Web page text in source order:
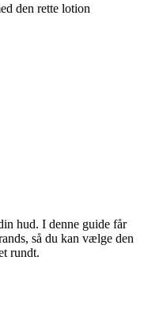
den rette lotion
hud. I denne guide får
så du kan vælge den
rundt.